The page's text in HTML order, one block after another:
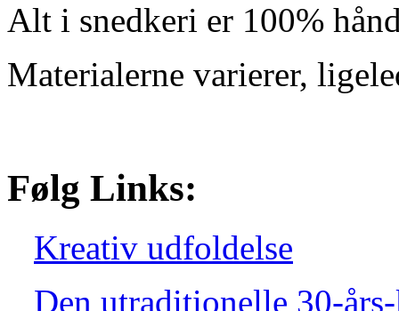
Alt i snedkeri er 100%
Materialerne varierer,
Følg Links:
Kreativ udfoldelse
Den utraditionelle 30-